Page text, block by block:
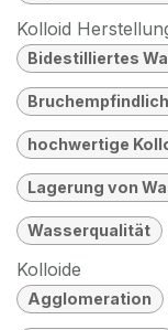
Kolloid
Bidestilliertes
hochwertige
Lagerung von
Wasserqualität
Kolloide
Agglomeration